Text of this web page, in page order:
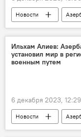
Новости
Минобороны
Военное
Ильхам Алиев:
установил мир в
военным путем
6 декабря 2023, 12:29
Новости
Баку
Форум